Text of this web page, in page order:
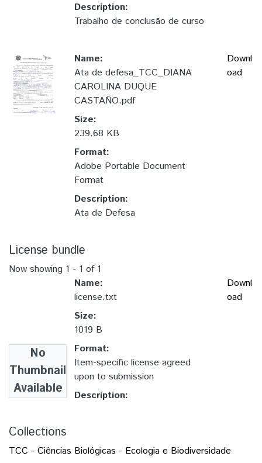
Description:
Trabalho de conclusão de curso
Name:
Ata de defesa_TCC_DIANA
CAROLINA DUQUE
CASTAÑO.pdf
Size:
239.68 KB
Format:
Adobe Portable Document
Format
Description:
Ata de Defesa
Downl
oad
License bundle
Now showing 1 - 1 of 1
No
Thumbnail
Available
Name:
license.txt
Size:
1019 B
Format:
Item-specific license agreed
upon to submission
Description:
Downl
oad
Collections
TCC - Ciências Biológicas - Ecologia e Biodiversidade